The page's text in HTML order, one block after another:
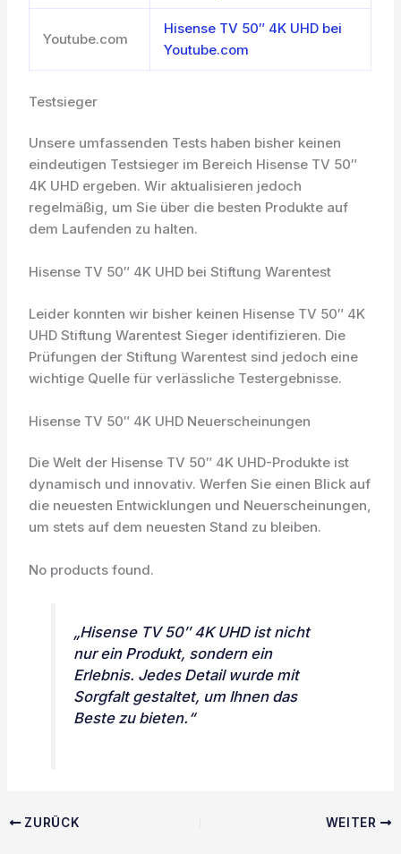
Youtube.com
Hisense TV 50″ 4K UHD bei
Youtube.com
Testsieger
Unsere umfassenden Tests haben bisher keinen
eindeutigen Testsieger im Bereich Hisense TV 50″
4K UHD ergeben. Wir aktualisieren jedoch
regelmäßig, um Sie über die besten Produkte auf
dem Laufenden zu halten.
Hisense TV 50″ 4K UHD bei Stiftung Warentest
Leider konnten wir bisher keinen Hisense TV 50″ 4K
UHD Stiftung Warentest Sieger identifizieren. Die
Prüfungen der Stiftung Warentest sind jedoch eine
wichtige Quelle für verlässliche Testergebnisse.
Hisense TV 50″ 4K UHD Neuerscheinungen
Die Welt der Hisense TV 50″ 4K UHD-Produkte ist
dynamisch und innovativ. Werfen Sie einen Blick auf
die neuesten Entwicklungen und Neuerscheinungen,
um stets auf dem neuesten Stand zu bleiben.
No products found.
„Hisense TV 50″ 4K UHD ist nicht
nur ein Produkt, sondern ein
Erlebnis. Jedes Detail wurde mit
Sorgfalt gestaltet, um Ihnen das
Beste zu bieten.“
ZURÜCK WEITER